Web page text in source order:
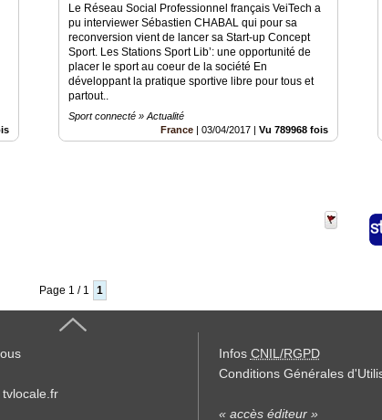
Le Réseau Social Professionnel français VeiTech a
pu interviewer Sébastien CHABAL qui pour sa
reconversion vient de lancer sa Start-up Concept
Sport. Les Stations Sport Lib’: une opportunité de
placer le sport au coeur de la société En
développant la pratique sportive libre pour tous et
partout..
Sport connecté » Actualité
France |03/04/2017 |Vu 789968 fois
Page 1 / 1 1
Infos CNIL/RGPD
Conditions Générales
« accès éditeur »